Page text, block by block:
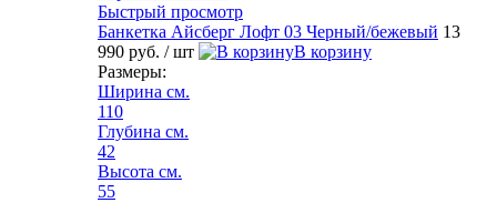
Быстрый просмотр
Банкетка Айсберг Лофт 03 Черный/бежевый 13
990 руб. / шт
В корзину
Размеры:
Ширина см.
110
Глубина см.
42
Высота см.
55